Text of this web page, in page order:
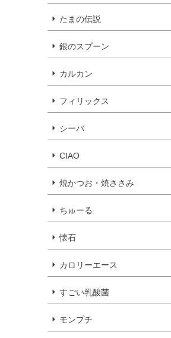
たまの伝説
銀のスプーン
カルカン
フィリックス
シーバ
CIAO
焼かつお・焼ささみ
ちゅーる
懐石
カロリーエース
すごい乳酸菌
モンプチ